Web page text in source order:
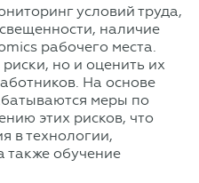
условий труда,
наличие
рабочего места.
но и оценить их
На основе
меры по
этих рисков, что
в технологии,
также обучение